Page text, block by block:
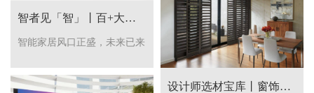
智者见「智」丨百+大咖齐聚上海，倾囊解读行业前沿
智能家居风口正盛，未来已来
设计师选材宝库丨窗饰的功能多到你想不到